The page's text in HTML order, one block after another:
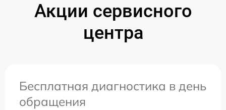
Акции сервисного
центра
Бесплатная диагностика в день
обращения